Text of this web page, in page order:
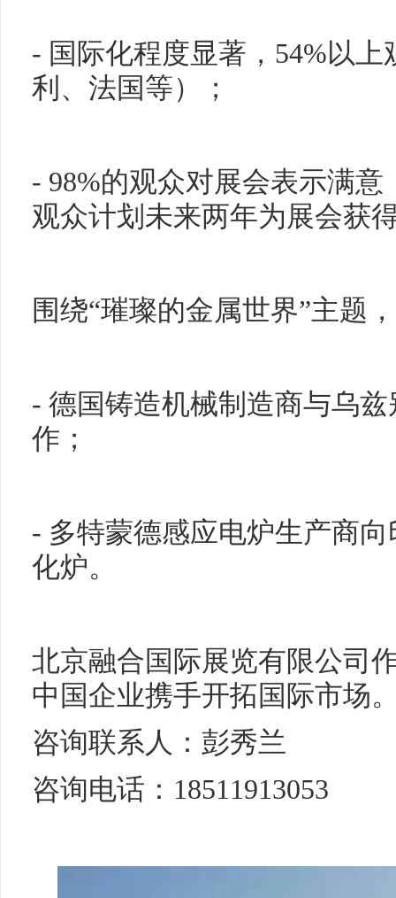
- 国际化程度显著，54%以
利、法国等）；
- 98%的观众对展会表示满
观众计划未来两年为展会获
围绕“璀璨的金属世界”主题
- 德国铸造机械制造商与乌
作；
- 多特蒙德感应电炉生产商
化炉。
北京融合国际展览有限公司
中国企业携手开拓国际市场
咨询联系人：彭秀兰
咨询电话：18511913053